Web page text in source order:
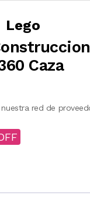
Lego
Caza
red de